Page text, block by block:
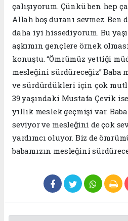
çalışıyorum. Çünkü ben hep
Allah boş duranı sevmez. Ben
daha iyi hissediyorum. Bu
aşkımın gençlere örnek
konuştu. “Ömrümüz yettiği
mesleğini sürdüreceğiz”
ve sürdürdükleri için çok
39 yaşındaki Mustafa Çevik
yıllık meslek geçmişi var.
seviyor ve mesleğini de çok
yardımcı oluyor. Biz de
babamızın mesleğini